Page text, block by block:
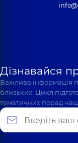
Дізнавайся
Важлива інформація
близьких. Цикл
тематичних порад